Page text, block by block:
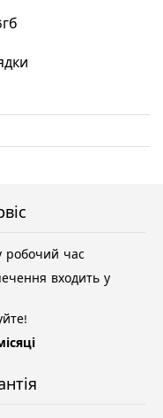
робочий час
входить у